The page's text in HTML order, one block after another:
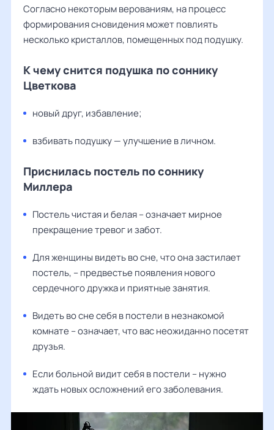
Согласно некоторым верованиям, на процесс
формирования сновидения может повлиять
несколько кристаллов, помещенных под подушку.
К чему снится подушка по соннику
Цветкова
новый друг, избавление;
взбивать подушку — улучшение в личном.
Приснилась постель по соннику
Миллера
Постель чистая и белая – означает мирное
прекращение тревог и забот.
Для женщины видеть во сне, что она застилает
постель, – предвестье появления нового
сердечного дружка и приятные занятия.
Видеть во сне себя в постели в незнакомой
комнате – означает, что вас неожиданно посетят
друзья.
Если больной видит себя в постели – нужно
ждать новых осложнений его заболевания.